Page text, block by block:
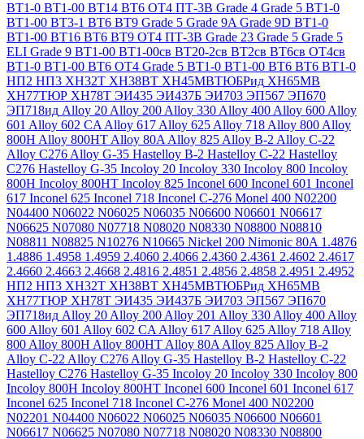
ВТ1-0 ВТ1-00 ВТ14 ВТ6 ОТ4 ПТ-3В Grade 4 Grade 5 ВТ1-0
ВТ1-00 ВТ3-1 ВТ6 ВТ9 Grade 5 Grade 9A Grade 9D ВТ1-0
ВТ1-00 ВТ16 ВТ6 ВТ9 ОТ4 ПТ-3В Grade 23 Grade 5 Grade 5
ELI Grade 9 ВТ1-00 ВТ1-00св ВТ20-2св ВТ2св ВТ6св ОТ4св
ВТ1-0 ВТ1-00 ВТ6 ОТ4 Grade 5 ВТ1-0 ВТ1-00 ВТ6 ВТ6 ВТ1-0
НП2 НП3 ХН32Т ХН38ВТ ХН45МВТЮБРид ХН65МВ
ХН77ТЮР ХН78Т ЭИ435 ЭИ437Б ЭИ703 ЭП567 ЭП670
ЭП718ид Alloy 20 Alloy 200 Alloy 330 Alloy 400 Alloy 600 Alloy
601 Alloy 602 CA Alloy 617 Alloy 625 Alloy 718 Alloy 800 Alloy
800H Alloy 800HT Alloy 80A Alloy 825 Alloy B-2 Alloy C-22
Alloy C276 Alloy G-35 Hastelloy B-2 Hastelloy C-22 Hastelloy
C276 Hastelloy G-35 Incoloy 20 Incoloy 330 Incoloy 800 Incoloy
800H Incoloy 800HT Incoloy 825 Inconel 600 Inconel 601 Inconel
617 Inconel 625 Inconel 718 Inconel C-276 Monel 400 N02200
N04400 N06022 N06025 N06035 N06600 N06601 N06617
N06625 N07080 N07718 N08020 N08330 N08800 N08810
N08811 N08825 N10276 N10665 Nickel 200 Nimonic 80A 1.4876
1.4886 1.4958 1.4959 2.4060 2.4066 2.4360 2.4361 2.4602 2.4617
2.4660 2.4663 2.4668 2.4816 2.4851 2.4856 2.4858 2.4951 2.4952
НП2 НП3 ХН32Т ХН38ВТ ХН45МВТЮБРид ХН65МВ
ХН77ТЮР ХН78Т ЭИ435 ЭИ437Б ЭИ703 ЭП567 ЭП670
ЭП718ид Alloy 20 Alloy 200 Alloy 201 Alloy 330 Alloy 400 Alloy
600 Alloy 601 Alloy 602 CA Alloy 617 Alloy 625 Alloy 718 Alloy
800 Alloy 800H Alloy 800HT Alloy 80A Alloy 825 Alloy B-2
Alloy C-22 Alloy C276 Alloy G-35 Hastelloy B-2 Hastelloy C-22
Hastelloy C276 Hastelloy G-35 Incoloy 20 Incoloy 330 Incoloy 800
Incoloy 800H Incoloy 800HT Inconel 600 Inconel 601 Inconel 617
Inconel 625 Inconel 718 Inconel C-276 Monel 400 N02200
N02201 N04400 N06022 N06025 N06035 N06600 N06601
N06617 N06625 N07080 N07718 N08020 N08330 N08800